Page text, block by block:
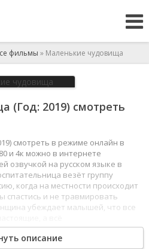
фильмы » Маленькие чудовища
(Год: 2019) смотреть
смотреть в режиме онлайн в
и 4к можно в интернете
озвучкой на русском языке в
везёт группу
когда на местности происходит
спастись и не травмировать
убеждает малышей, что все
описание